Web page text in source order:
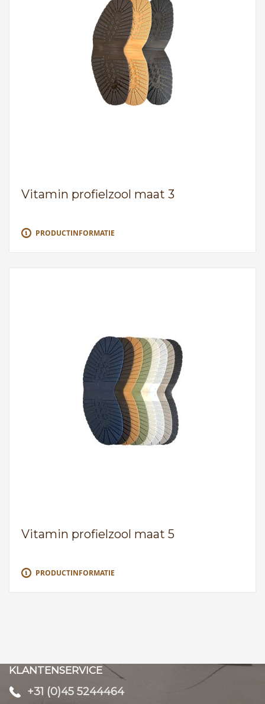
Vitamin profielzool maat 3
PRODUCTINFORMATIE
Vitamin profielzool maat 5
PRODUCTINFORMATIE
KLANTENSERVICE
+31 (0)45 5244464